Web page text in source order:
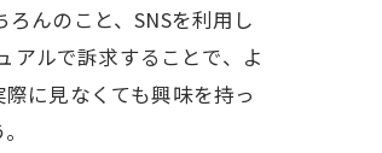
んのこと、SNSを利用し
ルで訴求することで、よ
に見なくても興味を持っ